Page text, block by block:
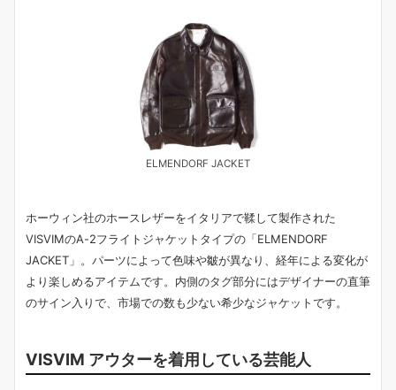
ELMENDORF JACKET
ホーウィン社のホースレザーをイタリアで鞣して製作された
VISVIMのA-2フライトジャケットタイプの「ELMENDORF
JACKET」。パーツによって色味や皺が異なり、経年による変化が
より楽しめるアイテムです。内側のタグ部分にはデザイナーの直筆
のサイン入りで、市場での数も少ない希少なジャケットです。
VISVIM アウターを着用している芸能人